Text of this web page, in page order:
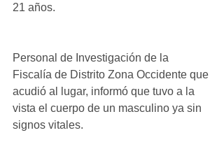
21 años.
Personal de Investigación de la
Fiscalía de Distrito Zona Occidente que
acudió al lugar, informó que tuvo a la
vista el cuerpo de un masculino ya sin
signos vitales.